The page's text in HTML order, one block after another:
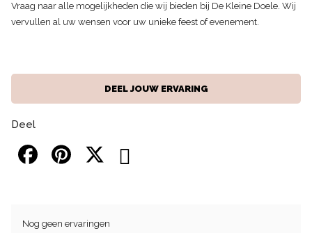
Vraag naar alle mogelijkheden die wij bieden bij De Kleine Doele. Wij
vervullen al uw wensen voor uw unieke feest of evenement.
DEEL JOUW ERVARING
Deel
Nog geen ervaringen